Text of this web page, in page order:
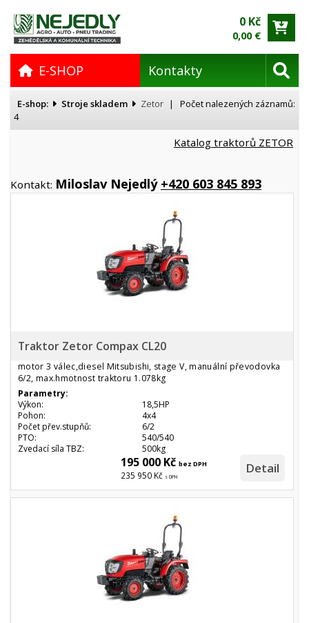
0 Kč
0,00 €
E-SHOP Kontakty
E-shop: Stroje skladem Zetor | Počet nalezených záznamů:
4
Katalog traktorů ZETOR
Kontakt: Miloslav Nejedlý +420 603 845 893
Traktor Zetor Compax CL20
motor 3 válec,diesel Mitsubishi, stage V, manuální převodovka
6/2, max.hmotnost traktoru 1.078kg
Parametry:
Výkon:
18,5HP
Pohon:
4x4
Počet přev.stupňů:
6/2
PTO:
540/540
Zvedací síla TBZ:
500kg
195 000 Kč bez DPH
235 950 Kč s DPH
Detail